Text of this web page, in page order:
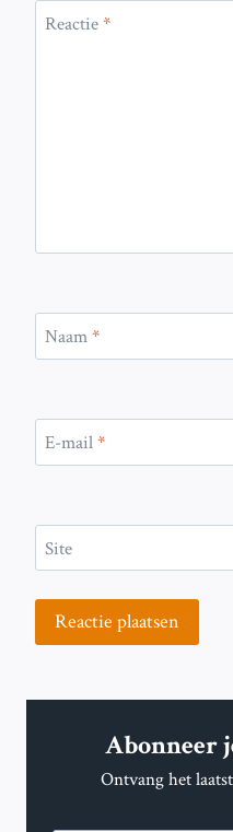
Reactie*
Naam*
E-mail*
Site
Abonneer
Ontvang het